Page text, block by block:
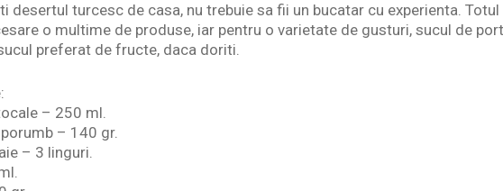
desertul turcesc de casa, nu trebuie sa fii un bucatar cu experienta.
o multime de produse, iar pentru o varietate de gusturi, sucul de
preferat de fructe, daca doriti.
– 250 ml.
– 140 gr.
– 3 linguri.